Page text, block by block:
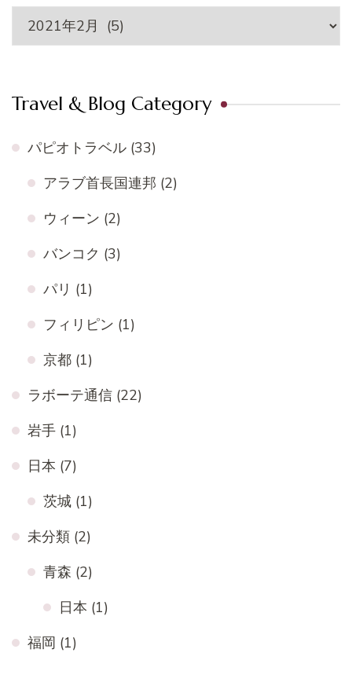
Archive
Travel & Blog Category
パピオトラベル (33)
アラブ首長国連邦 (2)
ウィーン (2)
バンコク (3)
パリ (1)
フィリピン (1)
京都 (1)
ラボーテ通信 (22)
岩手 (1)
日本 (7)
茨城 (1)
未分類 (2)
青森 (2)
日本 (1)
福岡 (1)